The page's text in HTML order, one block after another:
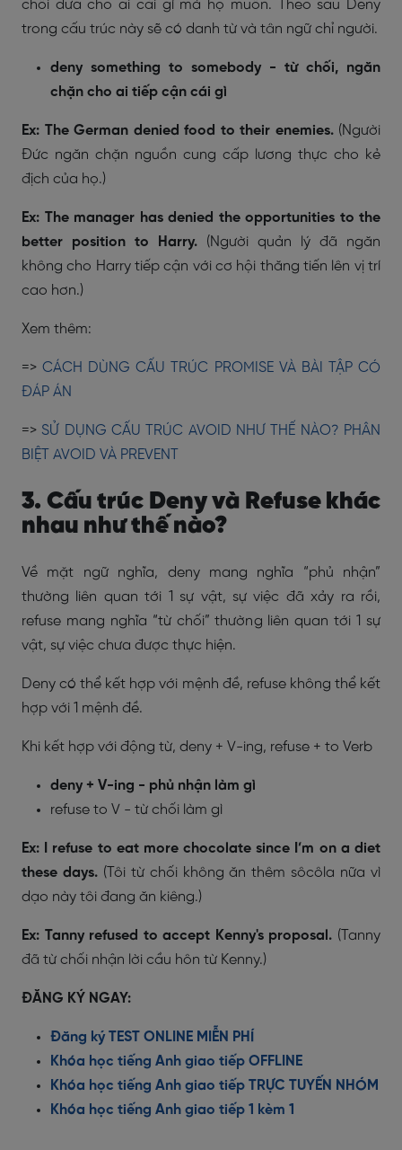
chối đưa cho ai cái gì mà họ muốn. Theo sau Deny
trong cấu trúc này sẽ có danh từ và tân ngữ chỉ người.
deny something to somebody - từ chối, ngăn
chặn cho ai tiếp cận cái gì
Ex: The German denied food to their enemies. (Người
Đức ngăn chặn nguồn cung cấp lương thực cho kẻ
địch của họ.)
Ex: The manager has denied the opportunities to the
better position to Harry. (Người quản lý đã ngăn
không cho Harry tiếp cận với cơ hội thăng tiến lên vị trí
cao hơn.)
Xem thêm:
=>CÁCH DÙNG CẤU TRÚC PROMISE VÀ BÀI TẬP CÓ
ĐÁP ÁN
=> SỬ DỤNG CẤU TRÚC AVOID NHƯ THẾ NÀO? PHÂN
BIỆT AVOID VÀ PREVENT
3. Cấu trúc Deny và Refuse khác
nhau như thế nào?
Về mặt ngữ nghĩa, deny mang nghĩa “phủ nhận”
thường liên quan tới 1 sự vật, sự việc đã xảy ra rồi,
refuse mang nghĩa “từ chối” thường liên quan tới 1 sự
vật, sự việc chưa được thực hiện.
Deny có thể kết hợp với mệnh đề, refuse không thể kết
hợp với 1 mệnh đề.
Khi kết hợp với động từ, deny + V-ing, refuse + to Verb
deny + V-ing - phủ nhận làm gì
refuse to V - từ chối làm gì
Ex: I refuse to eat more chocolate since I’m on a diet
these days. (Tôi từ chối không ăn thêm sôcôla nữa vì
dạo này tôi đang ăn kiêng.)
Ex: Tanny refused to accept Kenny's proposal. (Tanny
đã từ chối nhận lời cầu hôn từ Kenny.)
ĐĂNG KÝ NGAY:
Đăng ký TEST ONLINE MIỄN PHÍ
Khóa học tiếng Anh giao tiếp OFFLINE
Khóa học tiếng Anh giao tiếp TRỰC TUYẾN NHÓM
Khóa học tiếng Anh giao tiếp 1 kèm 1